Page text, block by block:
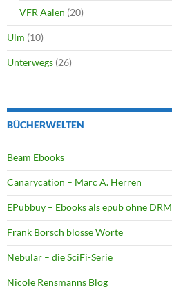
VFR Aalen (20)
Ulm (10)
Unterwegs (26)
BÜCHERWELTEN
Beam Ebooks
Canarycation – Marc A. Herren
EPubbuy – Ebooks als epub ohne DRM
Frank Borsch blosse Worte
Nebular – die SciFi-Serie
Nicole Rensmanns Blog